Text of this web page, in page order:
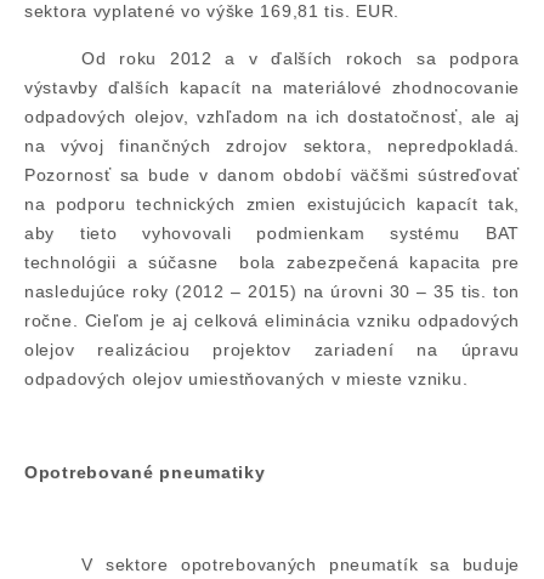
sektora vyplatené vo výške 169,81 tis. EUR.
Od roku 2012 a v ďalších rokoch sa podpora
výstavby ďalších kapacít na materiálové zhodnocovanie
odpadových olejov, vzhľadom na ich dostatočnosť, ale aj
na vývoj finančných zdrojov sektora, nepredpokladá.
Pozornosť sa bude v danom období väčšmi sústreďovať
na podporu technických zmien existujúcich kapacít tak,
aby tieto vyhovovali podmienkam systému BAT
technológii a súčasne
bola zabezpečená kapacita pre
nasledujúce roky (2012 – 2015) na úrovni 30 – 35 tis. ton
ročne. Cieľom je aj celková eliminácia vzniku odpadových
olejov realizáciou projektov zariadení na úpravu
odpadových olejov umiestňovaných v mieste vzniku.
Opotrebované pneumatiky
V sektore opotrebovaných pneumatík sa buduje